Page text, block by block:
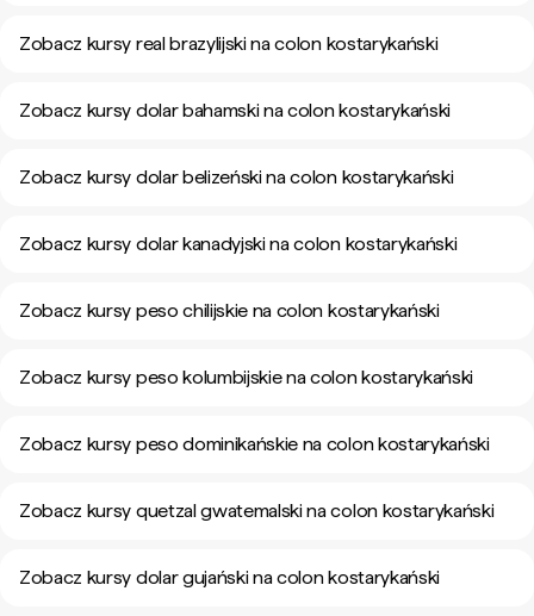
Zobacz kursy real brazylijski na colon kostarykański
Zobacz kursy dolar bahamski na colon kostarykański
Zobacz kursy dolar belizeński na colon kostarykański
Zobacz kursy dolar kanadyjski na colon kostarykański
Zobacz kursy peso chilijskie na colon kostarykański
Zobacz kursy peso kolumbijskie na colon kostarykański
Zobacz kursy peso dominikańskie na colon kostarykański
Zobacz kursy quetzal gwatemalski na colon kostarykański
Zobacz kursy dolar gujański na colon kostarykański